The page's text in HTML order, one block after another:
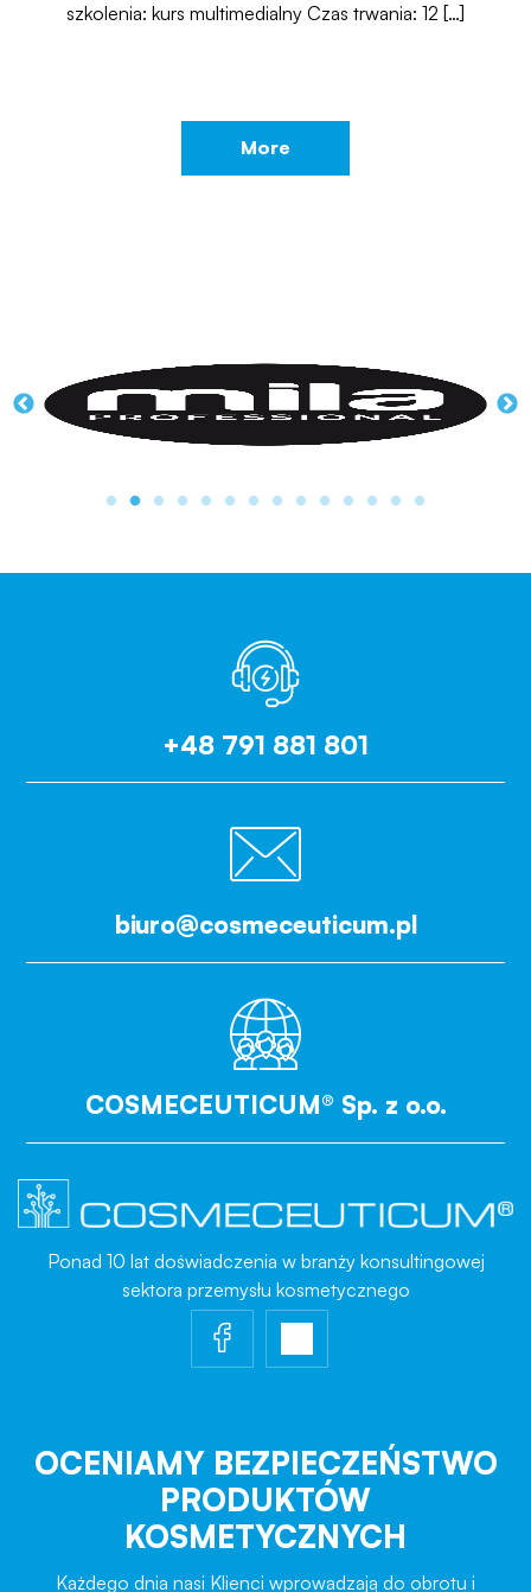
szkolenia: kurs multimedialny Czas trwania: 12 […]
More
+48 791 881 801
biuro@cosmeceuticum.pl
COSMECEUTICUM® Sp. z o.o.
Ponad 10 lat doświadczenia w branży konsultingowej
sektora przemysłu kosmetycznego
OCENIAMY BEZPIECZEŃSTWO
PRODUKTÓW
KOSMETYCZNYCH
Każdego dnia nasi Klienci wprowadzają do obrotu i